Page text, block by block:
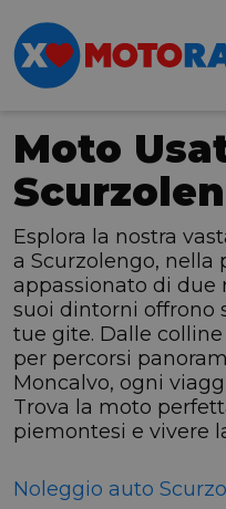
Moto
Esplora la nostra
a Scurzolengo, nella
appassionato di due
suoi dintorni offrono
tue gite. Dalle
per percorsi
Moncalvo, ogni
Trova la moto
piemontesi e vivere
Noleggio auto